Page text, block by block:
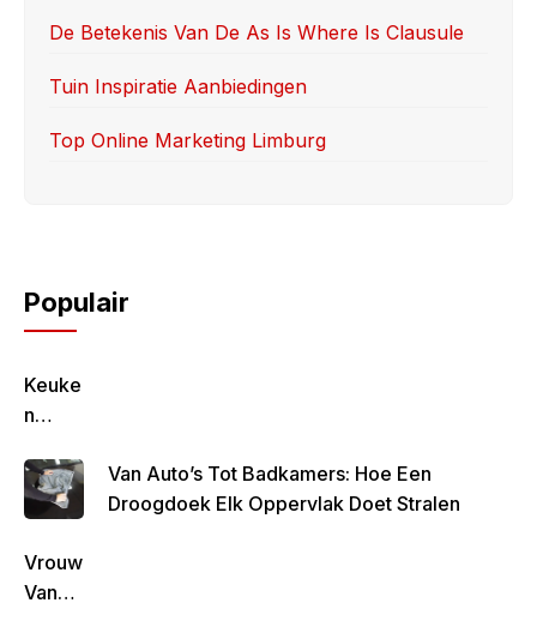
De Betekenis Van De As Is Where Is Clausule
Tuin Inspiratie Aanbiedingen
Top Online Marketing Limburg
Populair
Keuke
N
–
Gezon
Lekke
R &
Van Auto’s Tot Badkamers: Hoe Een
Droogdoek Elk Oppervlak Doet Stralen
Vrouw
Van